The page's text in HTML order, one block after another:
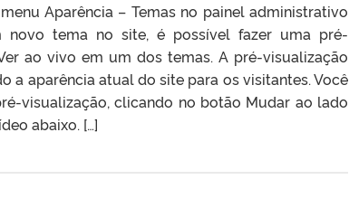
Aparência – Temas no painel administrativo
novo tema no site, é possível fazer uma pré-
ao vivo em um dos temas. A pré-visualização
a aparência atual do site para os visitantes. Você
visualização, clicando no botão Mudar ao lado
abaixo. […]